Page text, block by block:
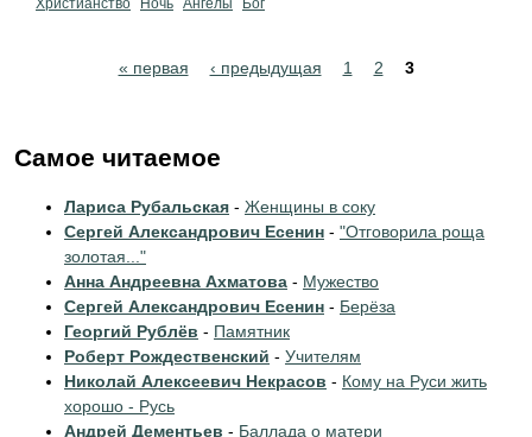
Христианство
Ночь Ангелы Бог
« первая ‹ предыдущая 1 2 3
Самое читаемое
Лариса Рубальская - Женщины в соку
Сергей Александрович Есенин - "Отговорила роща
золотая..."
Анна Андреевна Ахматова - Мужество
Сергей Александрович Есенин - Берёза
Георгий Рублёв - Памятник
Роберт Рождественский - Учителям
Николай Алексеевич Некрасов - Кому на Руси жить
хорошо - Русь
Андрей Дементьев - Баллада о матери